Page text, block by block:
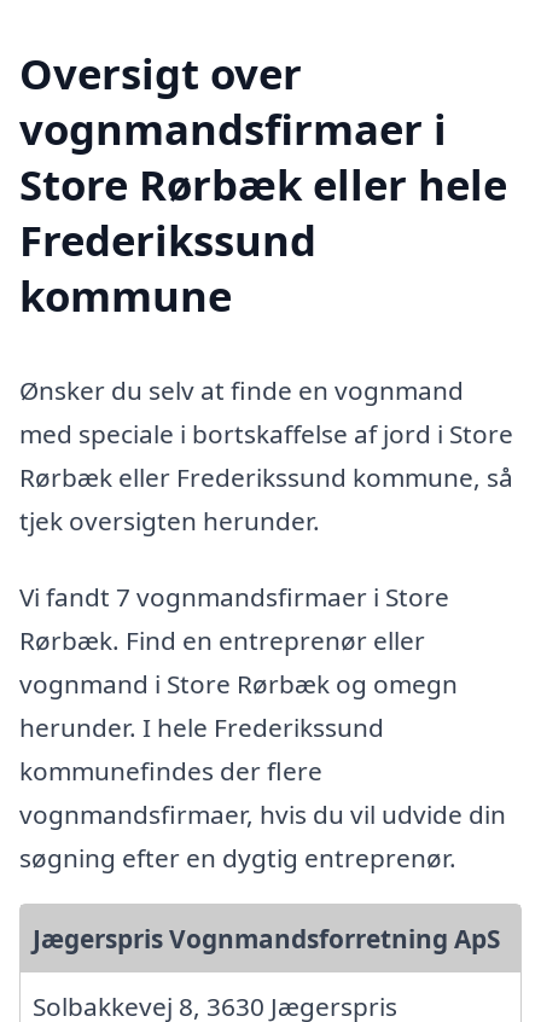
Oversigt over
vognmandsfirmaer i
Store Rørbæk eller hele
Frederikssund
kommune
Ønsker du selv at finde en vognmand
med speciale i bortskaffelse af jord i Store
Rørbæk eller Frederikssund kommune, så
tjek oversigten herunder.
Vi fandt 7 vognmandsfirmaer i Store
Rørbæk. Find en entreprenør eller
vognmand i Store Rørbæk og omegn
herunder. I hele Frederikssund
kommunefindes der flere
vognmandsfirmaer, hvis du vil udvide din
søgning efter en dygtig entreprenør.
Jægerspris Vognmandsforretning ApS
Solbakkevej 8, 3630 Jægerspris